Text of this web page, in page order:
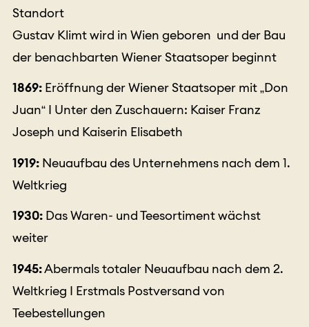
Standort
Gustav Klimt wird in Wien geboren und der Bau
der benachbarten Wiener Staatsoper beginnt
1869:Eröffnung der Wiener Staatsoper mit „Don
Juan“ I Unter den Zuschauern: Kaiser Franz
Joseph und Kaiserin Elisabeth
1919:Neuaufbau des Unternehmens nach dem 1.
Weltkrieg
1930:Das Waren- und Teesortiment wächst
weiter
1945:Abermals totaler Neuaufbau nach dem 2.
Weltkrieg I Erstmals Postversand von
Teebestellungen